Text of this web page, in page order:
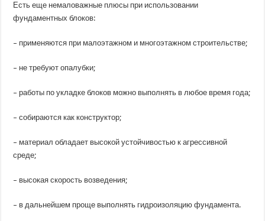
Есть еще немаловажные плюсы при использовании
фундаментных блоков:
– применяются при малоэтажном и многоэтажном строительстве;
– не требуют опалубки;
– работы по укладке блоков можно выполнять в любое время года;
– собираются как конструктор;
– материал обладает высокой устойчивостью к агрессивной
среде;
– высокая скорость возведения;
– в дальнейшем проще выполнять гидроизоляцию фундамента.